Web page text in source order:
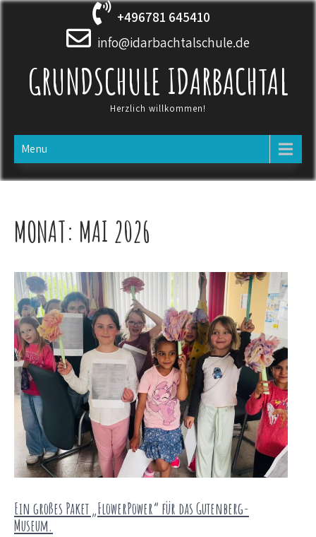
Skip
+496781 645410
info@idarbachtalschule.de
GRUNDSCHULE IDARBACHTAL
Herzlich willkommen!
Menu
MONAT: MAI 2026
Ein großes Paket „FlowerPower“ für das Gutenberg-
Museum.